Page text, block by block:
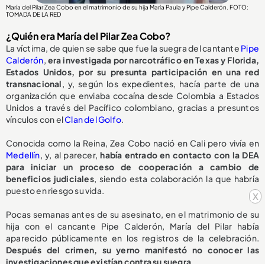
x
María del Pilar Zea Cobo en el matrimonio de su hija María Paula y Pipe Calderón. FOTO:
TOMADA DE LA RED
¿Quién era María del Pilar Zea Cobo?
La víctima, de quien se sabe que fue la suegra del cantante Pipe
Calderón, era investigada por narcotráfico en Texas y Florida,
Estados Unidos, por su presunta participación en una red
transnacional, y, según los expedientes, hacía parte de una
organización que enviaba cocaína desde Colombia a Estados
Unidos a través del Pacífico colombiano, gracias a presuntos
vínculos con elClan del Golfo.
Conocida como la Reina, Zea Cobo nació en Cali pero vivía en
Medellín, y, al parecer,había entrado en contacto con la DEA
para iniciar un proceso de cooperación a cambio de
beneficios judiciales, siendo esta colaboración la que habría
puesto en riesgo su vida.
Pocas semanas antes de su asesinato, en el matrimonio de su
hija con el cancante Pipe Calderón, María del Pilar había
aparecido públicamente en los registros de la celebración.
Después del crimen, su yerno manifestó no conocer las
investigaciones que existían contra su suegra.